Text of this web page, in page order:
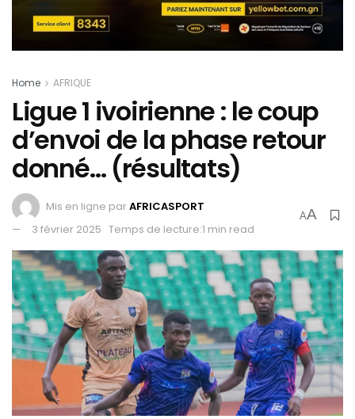
Home AFRIQUE
Ligue 1 ivoirienne : le coup
d’envoi de la phase retour
donné… (résultats)
Mis en ligne parAFRICASPORT
3 février 2025 Temps de lecture:1 min read
AA